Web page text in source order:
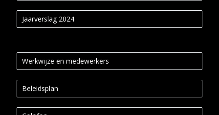
Jaarverslag 2024
Werkwijze en medewerkers
Beleidsplan